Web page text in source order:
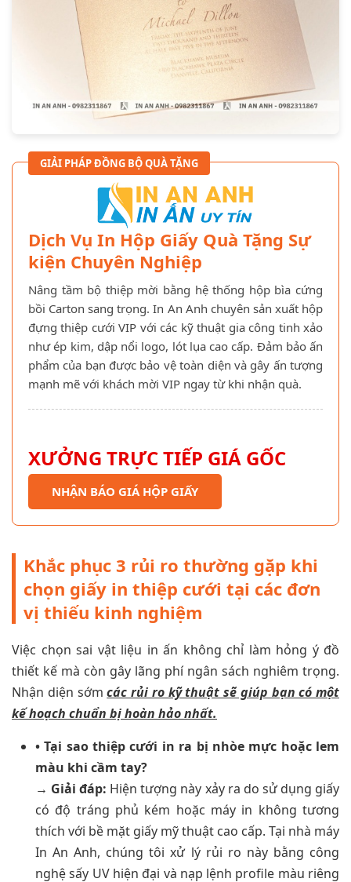
GIẢI PHÁP ĐỒNG BỘ QUÀ TẶNG
Dịch Vụ In Hộp Giấy Quà Tặng Sự
kiện Chuyên Nghiệp
Nâng tầm bộ thiệp mời bằng hệ thống hộp bìa cứng
bồi Carton sang trọng. In An Anh chuyên sản xuất hộp
đựng thiệp cưới VIP với các kỹ thuật gia công tinh xảo
như ép kim, dập nổi logo, lót lụa cao cấp. Đảm bảo ấn
phẩm của bạn được bảo vệ toàn diện và gây ấn tượng
mạnh mẽ với khách mời VIP ngay từ khi nhận quà.
XƯỞNG TRỰC TIẾP GIÁ GỐC
NHẬN BÁO GIÁ HỘP GIẤY
Khắc phục 3 rủi ro thường gặp khi
chọn giấy in thiệp cưới tại các đơn
vị thiếu kinh nghiệm
Việc chọn sai vật liệu in ấn không chỉ làm hỏng ý đồ
thiết kế mà còn gây lãng phí ngân sách nghiêm trọng.
Nhận diện sớmcác rủi ro kỹ thuật sẽ giúp bạn có một
kế hoạch chuẩn bị hoàn hảo nhất.
• Tại sao thiệp cưới in ra bị nhòe mực hoặc lem
màu khi cầm tay?
→ Giải đáp: Hiện tượng này xảy ra do sử dụng giấy
có độ tráng phủ kém hoặc máy in không tương
thích với bề mặt giấy mỹ thuật cao cấp. Tại nhà máy
In An Anh, chúng tôi xử lý rủi ro này bằng công
nghệ sấy UV hiện đại và nạp lệnh profile màu riêng